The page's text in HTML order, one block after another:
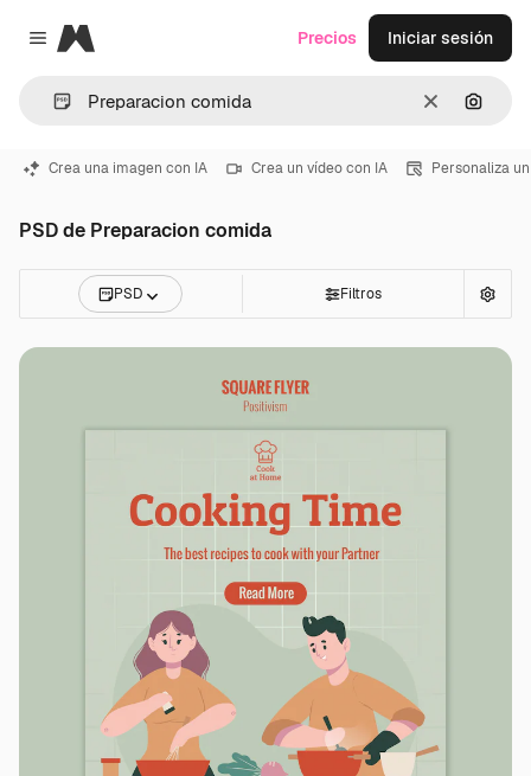
Close menu
Magnific
Borrar
Precios Iniciar sesión
Crea una imagen con IA Crea un vídeo con IA Personaliza
PSD de Preparacion comida
PSD Filtros